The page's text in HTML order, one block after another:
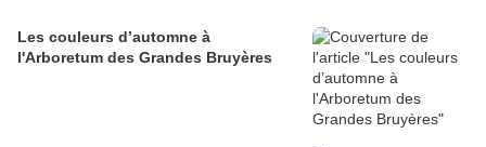
Les couleurs d’automne à
l'Arboretum des Grandes Bruyères